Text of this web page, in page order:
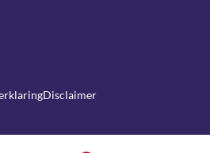
Disclaimer